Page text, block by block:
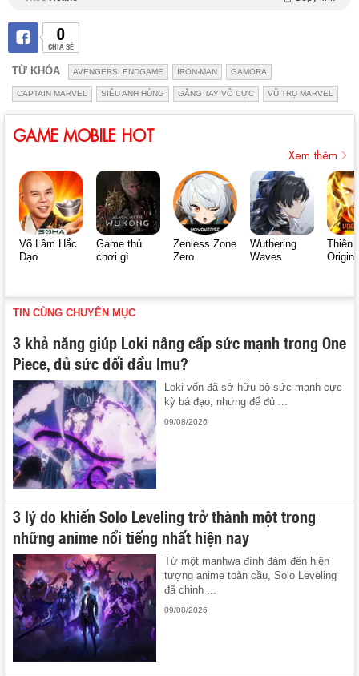
0
CHIA SẺ
TỪ KHÓA AVENGERS: ENDGAME IRON-MAN GAMORA
CAPTAIN MARVEL SIÊU ANH HÙNG GĂNG TAY VÔ CỰC VŨ TRỤ MARVEL
GAME MOBILE HOT
Xem thêm
Võ Lâm Hắc
Đạo
Game thủ
chơi gì
Zenless Zone
Zero
Wuthering
Waves
Thiên
Origin
TIN CÙNG CHUYÊN MỤC
3 khả năng giúp Loki nâng cấp sức mạnh trong One
Piece, đủ sức đối đầu Imu?
Loki vốn đã sở hữu bộ sức mạnh cực
kỳ bá đạo, nhưng để đủ ...
09/08/2026
3 lý do khiến Solo Leveling trở thành một trong
những anime nổi tiếng nhất hiện nay
Từ một manhwa đình đám đến hiện
tượng anime toàn cầu, Solo Leveling
đã chinh ...
09/08/2026